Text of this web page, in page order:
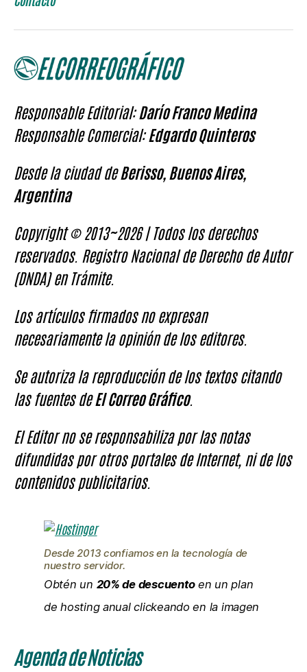
Responsable Editorial:Darío Franco Medina
Responsable Comercial:Edgardo Quinteros
Desde la ciudad deBerisso, Buenos Aires,
Argentina
Copyright © 2013~2026 | Todos los derechos
reservados. Registro Nacional de Derecho de Autor
(DNDA) en Trámite.
Los artículos firmados no expresan
necesariamente la opinión de los editores.
Se autoriza la reproducción de los textos citando
las fuentes deEl Correo Gráfico.
El Editor no se responsabiliza por las notas
difundidas por otros portales de Internet, ni de los
contenidos publicitarios.
Desde 2013 confiamos en la tecnología de
nuestro servidor.
Obtén un 20% de descuentoen un plan
de hosting anual clickeando en la imagen
Agenda de Noticias